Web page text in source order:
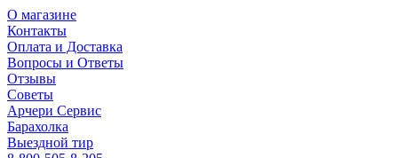
О магазине
Контакты
Оплата и Доставка
Вопросы и Ответы
Отзывы
Советы
Арчери Сервис
Барахолка
Выездной тир